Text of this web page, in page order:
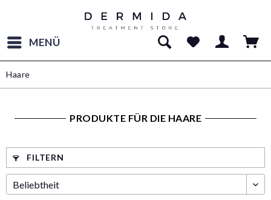
MENÜ
Haare
PRODUKTE FÜR DIE HAARE
FILTERN